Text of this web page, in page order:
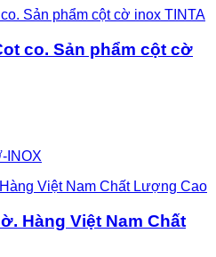
co. Sản phẩm cột cờ
INOX
Hàng Việt Nam Chất